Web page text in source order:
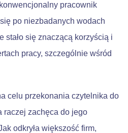
pracownik
po niezbadanych wodach
stało się znaczącą korzyścią i
pracy, szczególnie wśród
celu przekonania czytelnika do
raczej zachęca do jego
odkryła większość firm,